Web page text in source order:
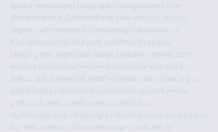
epoha-metalband.ru ngr.spb.ru rusgosnews.com
dieselvostok.ru24hostel.msk.ruw-dev.ruf-ship.ru
regsmi.rufilmnetwork.ru malinasp.rukinosvin.ru
h2o-salon.ru malutkayork.rudeltaprim.spb.ru
tango-perm.rugooddir.rusgv.su multiki-online.com
webkrasotki.comcherinvest.rudetskiy-ostrov.ru
ankou.spb.rualvesta1.rupdf-creator.ru nix-files.org.ru
sakhatoday.ruelektrikersymboler.rusputnikyes.ru
golf2club.msk.ruaeforums.ruzallclub.ru
multimodal.msk.ru habaigry.ru haikko.rusobakopedia.ru
isz-fest.ruewnc.infoscreensaver-clock.net.ru